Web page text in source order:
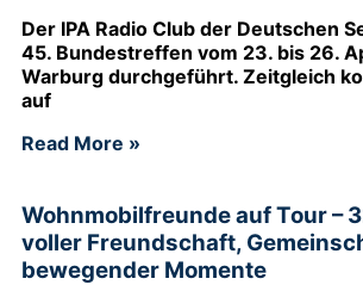
Der IPA Radio Club der Deutschen
45. Bundestreffen vom 23. bis 26.
Warburg durchgeführt. Zeitgleich
auf
Read More »
Wohnmobilfreunde auf Tour –
voller Freundschaft,
bewegender Momente